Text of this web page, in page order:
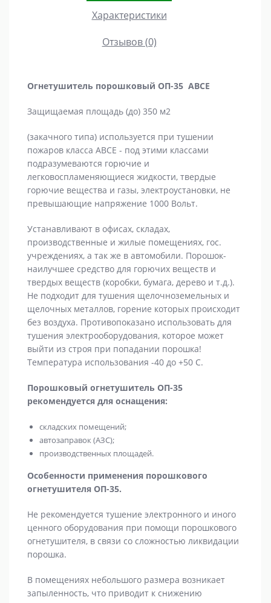
Характеристики
Отзывов (0)
Огнетушитель порошковый ОП-35 АВСЕ
Защищаемая площадь (до) 350 м2
(закачного типа) используется при тушении
пожаров класса АВСЕ - под этими классами
подразумеваются горючие и
легковоспламеняющиеся жидкости, твердые
горючие вещества и газы, электроустановки, не
превышающие напряжение 1000 Вольт.
Устанавливают в офисах, складах,
производственные и жилые помещениях, гос.
учреждениях, а так же в автомобили. Порошок-
наилучшее средство для горючих веществ и
твердых веществ (коробки, бумага, дерево и т.д.).
Не подходит для тушения щелочноземельных и
щелочных металлов, горение которых происходит
без воздуха. Противопоказано использовать для
тушения электрооборудования, которое может
выйти из строя при попадании порошка!
Температура использования -40 до +50 С.
Порошковый огнетушитель ОП-35
рекомендуется для оснащения:
складских помещений;
автозаправок (АЗС);
производственных площадей.
Особенности применения порошкового
огнетушителя ОП-35.
Не рекомендуется тушение электронного и иного
ценного оборудования при помощи порошкового
огнетушителя, в связи со сложностью ликвидации
порошка.
В помещениях небольшого размера возникает
запыленность, что приводит к снижению